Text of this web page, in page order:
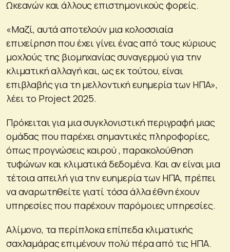
Ωκεανών και άλλους επιστημονικούς φορείς.
«Μαζί, αυτά αποτελούν μια κολοσσιαία
επιχείρηση που έχει γίνει ένας από τους κύριους
μοχλούς της βιομηχανίας συναγερμού για την
κλιματική αλλαγή και, ως εκ τούτου, είναι
επιβλαβής για τη μελλοντική ευημερία των ΗΠΑ»,
λέει το Project 2025.
Πρόκειται για μια συγκλονιστική περιγραφή μιας
ομάδας που παρέχει σημαντικές πληροφορίες,
όπως προγνώσεις καιρού , παρακολούθηση
τυφώνων και κλιματικά δεδομένα. Και αν είναι μια
τέτοια απειλή για την ευημερία των ΗΠΑ, πρέπει
να αναρωτηθείτε γιατί τόσα άλλα έθνη έχουν
υπηρεσίες που παρέχουν παρόμοιες υπηρεσίες.
Αλίμονο, τα περίπλοκα επίπεδα κλιματικής
σαχλαμάρας επιμένουν πολύ πέρα ​​από τις ΗΠΑ.